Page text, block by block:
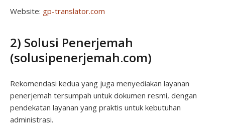
Website: gp-translator.com
2) Solusi Penerjemah
(solusipenerjemah.com)
Rekomendasi kedua yang juga menyediakan layanan
penerjemah tersumpah untuk dokumen resmi, dengan
pendekatan layanan yang praktis untuk kebutuhan
administrasi.